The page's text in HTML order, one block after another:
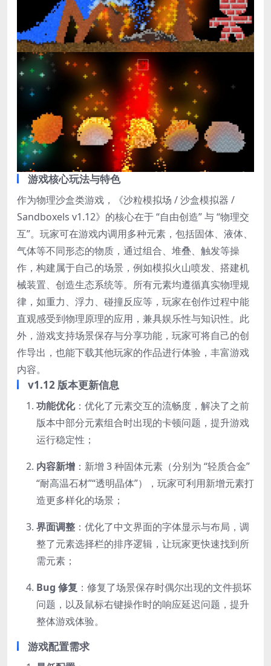
游戏核心玩法与特色
作为物理沙盒类游戏，《沙粒模拟场 / 沙盒模拟器 /
Sandboxels v1.12》的核心在于 “自由创造” 与 “物理交
互”。玩家可在游戏内调用多种元素，包括固体、液体、
气体等不同形态的物质，通过组合、堆叠、触发等操
作，构建属于自己的场景，例如模拟火山喷发、搭建机
械装置、创造生态系统等。所有元素均遵循真实物理规
律，如重力、浮力、碰撞反应等，玩家在创作过程中能
直观感受到物理原理的应用，兼具娱乐性与知识性。此
外，游戏支持场景保存与分享功能，玩家可将自己的创
作导出，也能下载其他玩家的作品进行体验，丰富游戏
内容。
v1.12 版本更新信息
功能优化：优化了元素交互的流畅度，解决了之前
版本中部分元素组合时出现的卡顿问题，提升游戏
运行稳定性；
内容新增 ：新增 3 种固体元素（分别为 “轻质合金”
“耐高温石材”“透明晶体”），玩家可利用新增元素打
造更多样化的场景；
界面调整 ：优化了中文界面的字体显示与布局，调
整了元素选择栏的排序逻辑，让玩家更快速找到所
需元素；
Bug 修复 ：修复了场景保存时偶尔出现的文件损坏
问题，以及鼠标右键操作时的响应延迟问题，提升
整体游戏体验。
游戏配置需求